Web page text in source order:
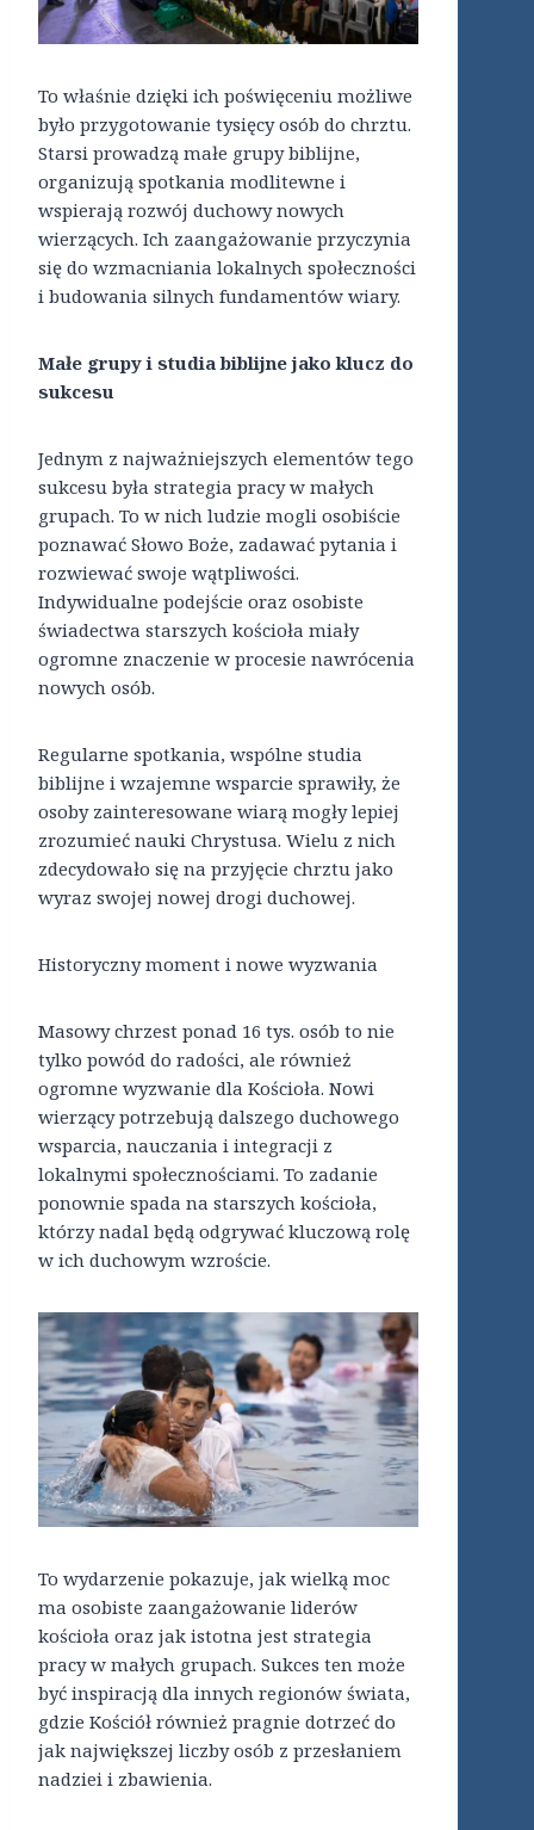
To właśnie dzięki ich poświęceniu możliwe
było przygotowanie tysięcy osób do chrztu.
Starsi prowadzą małe grupy biblijne,
organizują spotkania modlitewne i
wspierają rozwój duchowy nowych
wierzących. Ich zaangażowanie przyczynia
się do wzmacniania lokalnych społeczności
i budowania silnych fundamentów wiary.
Małe grupy i studia biblijne jako klucz do
sukcesu
Jednym z najważniejszych elementów tego
sukcesu była strategia pracy w małych
grupach. To w nich ludzie mogli osobiście
poznawać Słowo Boże, zadawać pytania i
rozwiewać swoje wątpliwości.
Indywidualne podejście oraz osobiste
świadectwa starszych kościoła miały
ogromne znaczenie w procesie nawrócenia
nowych osób.
Regularne spotkania, wspólne studia
biblijne i wzajemne wsparcie sprawiły, że
osoby zainteresowane wiarą mogły lepiej
zrozumieć nauki Chrystusa. Wielu z nich
zdecydowało się na przyjęcie chrztu jako
wyraz swojej nowej drogi duchowej.
Historyczny moment i nowe wyzwania
Masowy chrzest ponad 16 tys. osób to nie
tylko powód do radości, ale również
ogromne wyzwanie dla Kościoła. Nowi
wierzący potrzebują dalszego duchowego
wsparcia, nauczania i integracji z
lokalnymi społecznościami. To zadanie
ponownie spada na starszych kościoła,
którzy nadal będą odgrywać kluczową rolę
w ich duchowym wzroście.
To wydarzenie pokazuje, jak wielką moc
ma osobiste zaangażowanie liderów
kościoła oraz jak istotna jest strategia
pracy w małych grupach. Sukces ten może
być inspiracją dla innych regionów świata,
gdzie Kościół również pragnie dotrzeć do
jak największej liczby osób z przesłaniem
nadziei i zbawienia.